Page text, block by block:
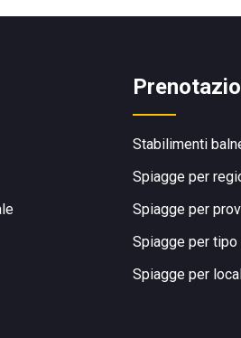
Stabilimenti
Spiagge per
Spiagge per
Spiagge per tipo
Spiagge per